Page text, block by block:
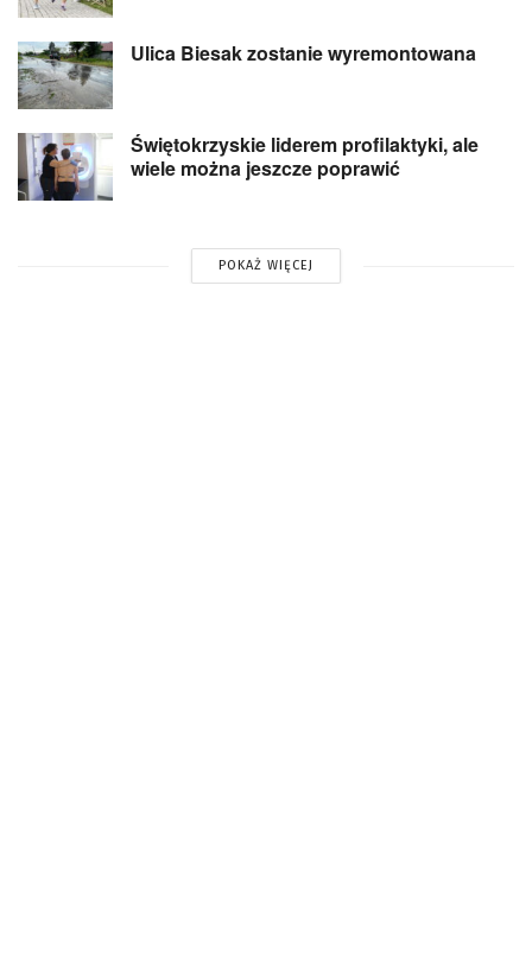
Ulica Biesak zostanie wyremontowana
Świętokrzyskie liderem profilaktyki, ale
wiele można jeszcze poprawić
POKAŻ WIĘCEJ